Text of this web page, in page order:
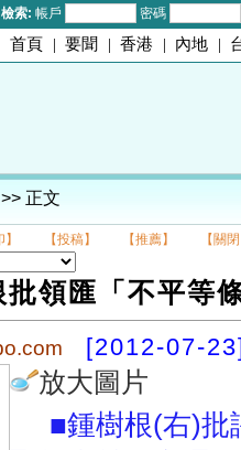
檢索: 帳戶 密碼
首頁 | 要聞 | 香港 | 內地 |
>> 正文
【投稿】 【推薦】 【關
批領匯「不平等
[2012-07-
放大圖片
■鍾樹根(右)批